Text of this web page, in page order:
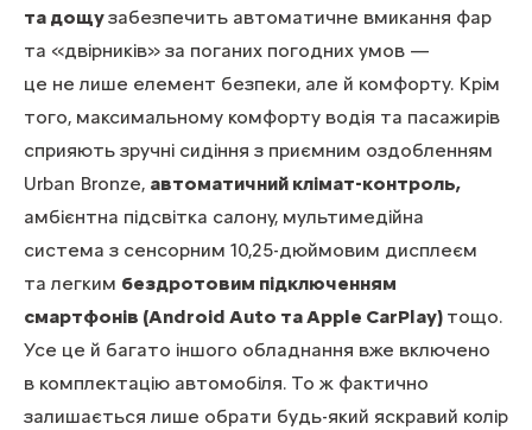
та дощузабезпечить автоматичне вмикання фар
та «двірників» за поганих погодних умов —
це не лише елемент безпеки, але й комфорту. Крім
того, максимальному комфорту водія та пасажирів
сприяють зручні сидіння з приємним оздобленням
Urban Bronze, автоматичний клімат-контроль,
амбієнтна підсвітка салону, мультимедійна
система з сенсорним 10,25-дюймовим дисплеєм
та легким бездротовим підключенням
смартфонів (Android Auto та Apple CarPlay) тощо.
Усе це й багато іншого обладнання вже включено
в комплектацію автомобіля. То ж фактично
залишається лише обрати будь-який яскравий колір